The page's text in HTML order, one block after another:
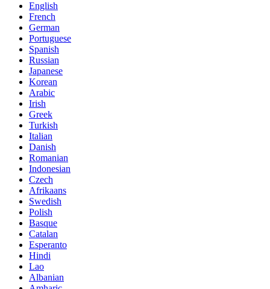
English
French
German
Portuguese
Spanish
Russian
Japanese
Korean
Arabic
Irish
Greek
Turkish
Italian
Danish
Romanian
Indonesian
Czech
Afrikaans
Swedish
Polish
Basque
Catalan
Esperanto
Hindi
Lao
Albanian